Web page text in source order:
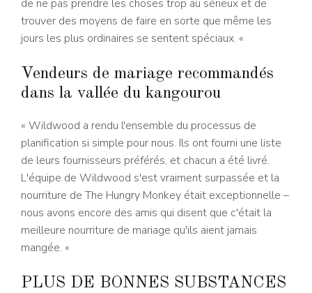
de ne pas prendre les choses trop au sérieux et de
trouver des moyens de faire en sorte que même les
jours les plus ordinaires se sentent spéciaux. «
Vendeurs de mariage recommandés
dans la vallée du kangourou
« Wildwood a rendu l'ensemble du processus de
planification si simple pour nous. Ils ont fourni une liste
de leurs fournisseurs préférés, et chacun a été livré.
L'équipe de Wildwood s'est vraiment surpassée et la
nourriture de The Hungry Monkey était exceptionnelle –
nous avons encore des amis qui disent que c'était la
meilleure nourriture de mariage qu'ils aient jamais
mangée. «
PLUS DE BONNES SUBSTANCES